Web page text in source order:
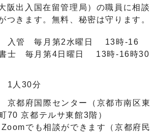
阪出入国在留管理局）の職員に相談
つきます。無料、秘密は守ります。
管 毎月第2水曜日 13時-16
毎月第4日曜日 13時-16時30
1人30分
国際センター（京都市南区東
70 京都テルサ東館3階）
談ができます（京都府民